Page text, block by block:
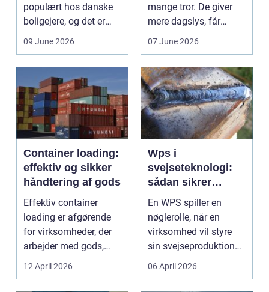
populært hos danske
boligejere, og det er
09 June 2026
mange tror. De giver
mere dagslys, får
07 June 2026
Container loading:
effektiv og sikker
håndtering af gods
Effektiv container
loading er afgørende
for virksomheder, der
arbejder med gods,
skrot eller ...
12 April 2026
Wps i
svejseteknologi:
sådan sikrer
virksomheder
kvalitet og
sporbarhed
En WPS spiller en
nøglerolle, når en
virksomhed vil styre
sin svejseproduktion
sikkert, ensartet og ...
06 April 2026